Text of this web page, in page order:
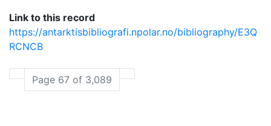
Link to this record
https://antarktisbibliografi.npolar.no/bibliography/E3Q
RCNCB
Page 67 of 3,089